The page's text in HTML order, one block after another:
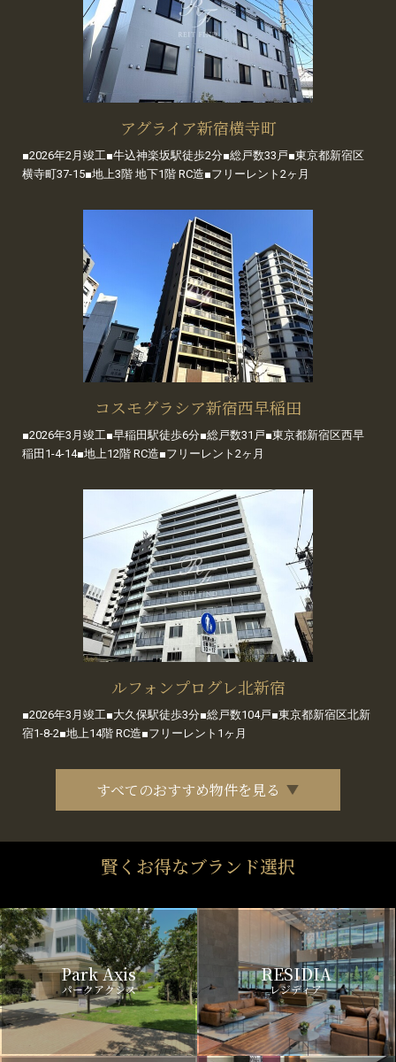
アグライア新宿横寺町
■2026年2月竣工■牛込神楽坂駅徒歩2分■総戸数33戸■東京都新宿区
横寺町37-15■地上3階 地下1階 RC造■フリーレント2ヶ月
コスモグラシア新宿西早稲田
■2026年3月竣工■早稲田駅徒歩6分■総戸数31戸■東京都新宿区西早
稲田1-4-14■地上12階 RC造■フリーレント2ヶ月
ルフォンプログレ北新宿
■2026年3月竣工■大久保駅徒歩3分■総戸数104戸■東京都新宿区北新
宿1-8-2■地上14階 RC造■フリーレント1ヶ月
すべてのおすすめ物件を見る
賢くお得なブランド選択
Park Axis
パークアクシス
RESIDIA
レジディア